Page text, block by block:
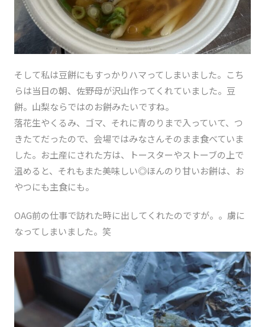
そして私は豆餅にもすっかりハマってしまいました。こち
らは当日の朝、佐野母が沢山作ってくれていました。豆
餅。山梨ならではのお餅みたいですね。
落花生やくるみ、ゴマ、それに青のりまで入っていて、つ
きたてだったので、会場ではみなさんそのまま食べていま
した。お土産にされた方は、トースターやストーブの上で
温めると、それもまた美味しい◎ほんのり甘いお餅は、お
やつにも主食にも。
OAG前の仕事で訪れた時に出してくれたのですが。。虜に
なってしまいました。笑